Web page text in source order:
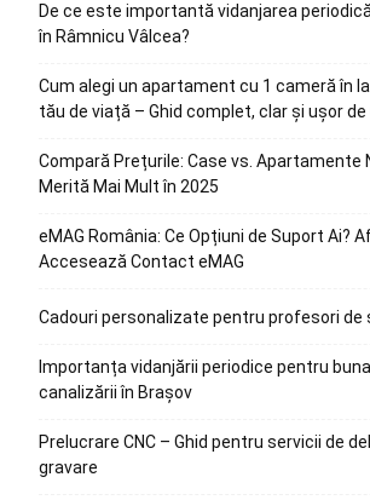
De ce este importantă vidanjarea
în Râmnicu Vâlcea?
Cum alegi un apartament cu 1 cameră în
tău de viață – Ghid complet, clar și ușor
Compară Prețurile: Case vs. Apartamente
Merită Mai Mult în 2025
eMAG România: Ce Opțiuni de Suport Ai?
Accesează Contact eMAG
Cadouri personalizate pentru profesori de
Importanța vidanjării periodice pentru
canalizării în Brașov
Prelucrare CNC – Ghid pentru servicii de
gravare